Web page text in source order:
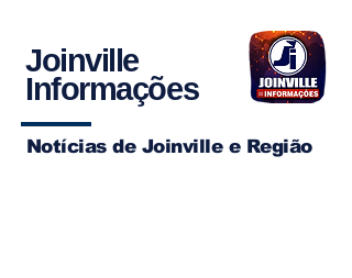
Joinville
Informações
Notícias de Joinville e Região